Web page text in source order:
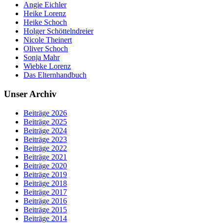
Angie Eichler
Heike Lorenz
Heike Schoch
Holger Schöttelndreier
Nicole Theinert
Oliver Schoch
Sonja Mahr
Wiebke Lorenz
Das Elternhandbuch
Unser Archiv
Beiträge 2026
Beiträge 2025
Beiträge 2024
Beiträge 2023
Beiträge 2022
Beiträge 2021
Beiträge 2020
Beiträge 2019
Beiträge 2018
Beiträge 2017
Beiträge 2016
Beiträge 2015
Beiträge 2014